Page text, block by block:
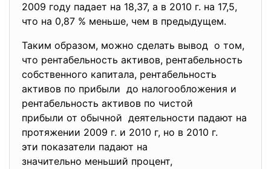
2009 году падает на 18,37, а в 2010 г. на 17,5,
что на 0,87 % меньше, чем в предыдущем.
Таким образом, можно сделать вывод о том,
что рентабельность активов, рентабельность
собственного капитала, рентабельность
активов по прибыли до налогообложения и
рентабельность активов по чистой
прибыли от обычной деятельности падают на
протяжении 2009 г. и 2010 г, но в 2010 г.
эти показатели падают на
значительно меньший процент,